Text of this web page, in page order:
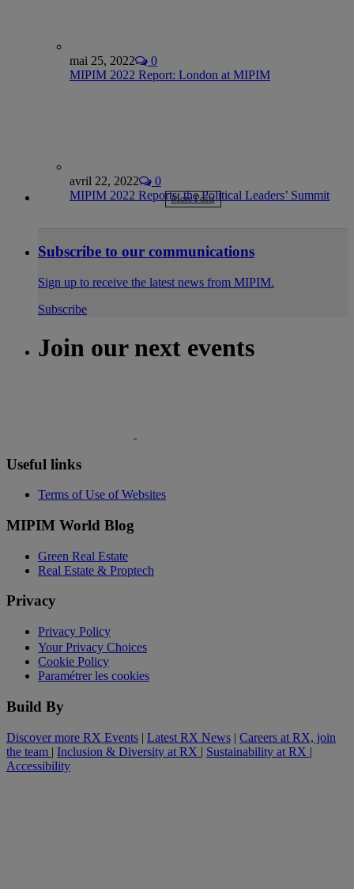
mai 25, 2022
0
MIPIM 2022 Report: London at MIPIM
avril 22, 2022
0
MIPIM 2022 Reports: the Political Leaders’ Summit
More Posts
Subscribe to our communications
Sign up to receive the latest news from MIPIM.
Subscribe
Join our next events
Useful links
Terms of Use of Websites
MIPIM World Blog
Green Real Estate
Real Estate & Proptech
Privacy
Privacy Policy
Your Privacy Choices
Cookie Policy
Paramétrer les cookies
Build By
Discover more RX Events | Latest RX News | Careers at RX, join
the team | Inclusion & Diversity at RX | Sustainability at RX |
Accessibility